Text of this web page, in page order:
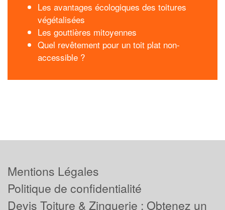
Les avantages écologiques des toitures
végétalisées
Les gouttières mitoyennes
Quel revêtement pour un toit plat non-
accessible ?
Mentions Légales
Politique de confidentialité
Devis Toiture & Zinguerie : Obtenez un